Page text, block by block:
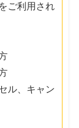
ご利用され
ル、キャン